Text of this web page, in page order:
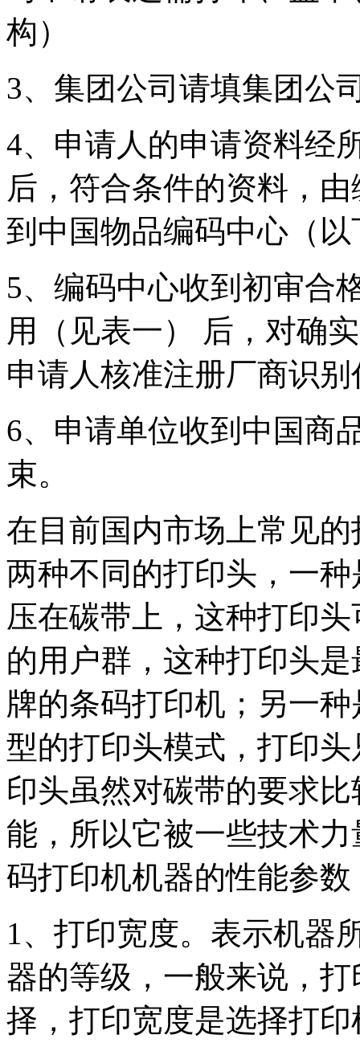
构）
3、集团公司请填集团公
4、申请人的申请资料经
后，符合条件的资料，
到中国物品编码中心（
5、编码中心收到初审合
用（见表一） 后，对确
申请人核准注册厂商识
6、申请单位收到中国商
束。
在目前国内市场上常见
两种不同的打印头，一
压在碳带上，这种打印
的用户群，这种打印头
牌的条码打印机；另一
型的打印头模式，打印
印头虽然对碳带的要求
能，所以它被一些技术
码打印机机器的性能参
1、打印宽度。表示机器
器的等级，一般来说，
择，打印宽度是选择打